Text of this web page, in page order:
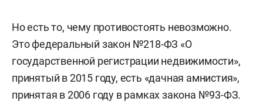
Но есть то, чему противостоять невозможно.
Это федеральный закон №218-ФЗ «О
государственной регистрации недвижимости»,
принятый в 2015 году, есть «дачная амнистия»,
принятая в 2006 году в рамках закона №93-ФЗ.